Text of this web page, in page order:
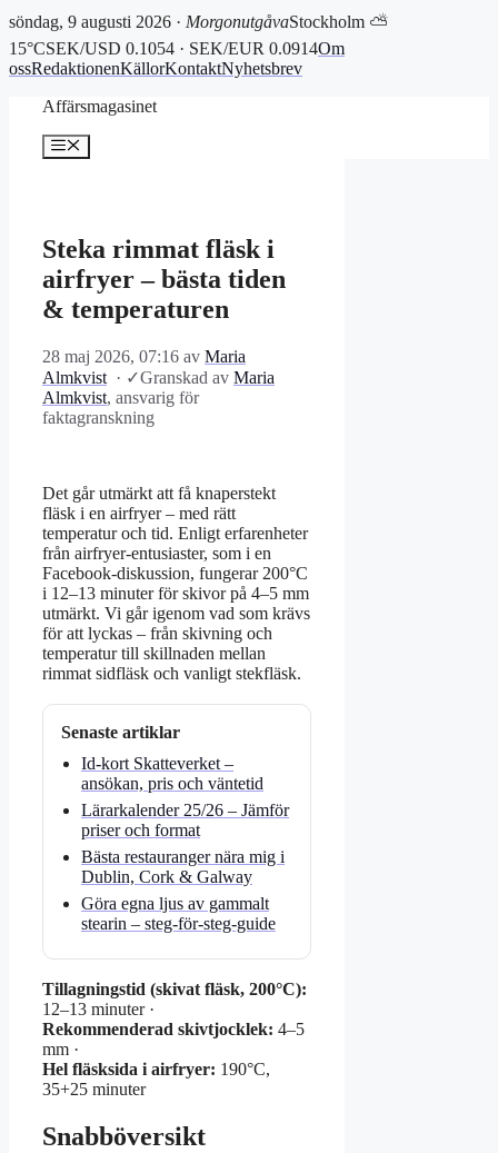
söndag, 9 augusti 2026 · MorgonutgåvaStockholm ⛅
15°CSEK/USD 0.1054 · SEK/EUR 0.0914Om
ossRedaktionenKällorKontaktNyhetsbrev
Affärsmagasinet
Meny
Steka rimmat fläsk i
airfryer – bästa tiden
& temperaturen
28 maj 2026, 07:16 av Maria
Almkvist · ✓Granskad av Maria
Almkvist, ansvarig för
faktagranskning
Det går utmärkt att få knaperstekt
fläsk i en airfryer – med rätt
temperatur och tid. Enligt erfarenheter
från airfryer-entusiaster, som i en
Facebook-diskussion, fungerar 200°C
i 12–13 minuter för skivor på 4–5 mm
utmärkt. Vi går igenom vad som krävs
för att lyckas – från skivning och
temperatur till skillnaden mellan
rimmat sidfläsk och vanligt stekfläsk.
Senaste artiklar
Id-kort Skatteverket –
ansökan, pris och väntetid
Lärarkalender 25/26 – Jämför
priser och format
Bästa restauranger nära mig i
Dublin, Cork & Galway
Göra egna ljus av gammalt
stearin – steg-för-steg-guide
Tillagningstid (skivat fläsk, 200°C):
12–13 minuter ·
Rekommenderad skivtjocklek: 4–5
mm ·
Hel fläsksida i airfryer: 190°C,
35+25 minuter
Snabböversikt